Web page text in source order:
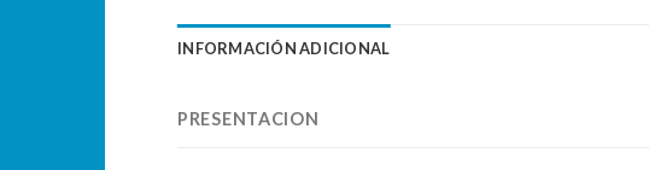
INFORMACIÓN ADICIONAL
PRESENTACION